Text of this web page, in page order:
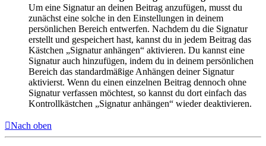
Um eine Signatur an deinen Beitrag anzufügen, musst du
zunächst eine solche in den Einstellungen in deinem
persönlichen Bereich entwerfen. Nachdem du die Signatur
erstellt und gespeichert hast, kannst du in jedem Beitrag das
Kästchen „Signatur anhängen“ aktivieren. Du kannst eine
Signatur auch hinzufügen, indem du in deinem persönlichen
Bereich das standardmäßige Anhängen deiner Signatur
aktivierst. Wenn du einen einzelnen Beitrag dennoch ohne
Signatur verfassen möchtest, so kannst du dort einfach das
Kontrollkästchen „Signatur anhängen“ wieder deaktivieren.
Nach oben